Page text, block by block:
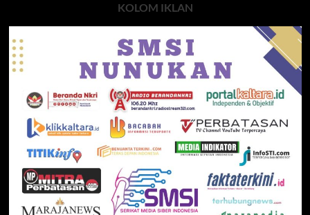
KOLOM IKLAN